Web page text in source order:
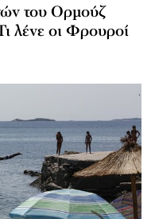
του Ορμούζ
λένε οι Φρουροί